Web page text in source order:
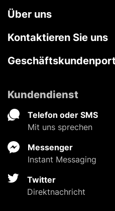
Über uns
Kontaktieren Sie uns
Kundendienst
Telefon oder SMS
Mit uns sprechen
Messenger
Instant Messaging
Twitter
Direktnachricht